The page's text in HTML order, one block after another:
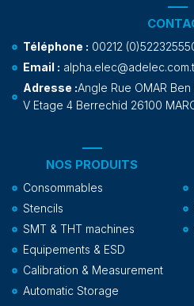
NOS PRODUITS
Consommables
Stencils
SMT & THT machines
Equipements & ESD
Calibration & Measurement
Automatic Storage
Téléphone : 00212
Email :
Adresse :Angle Rue OMAR Ben
V Etage 4 Berrechid 26100